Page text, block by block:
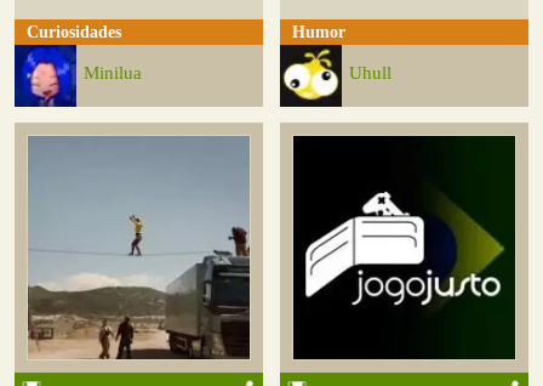
Curiosidades
Minilua
Humor
Uhull